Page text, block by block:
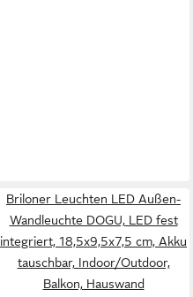
Briloner Leuchten LED Außen-
Wandleuchte DOGU, LED fest
integriert, 18,5x9,5x7,5 cm, Akku
tauschbar, Indoor/Outdoor,
Balkon, Hauswand